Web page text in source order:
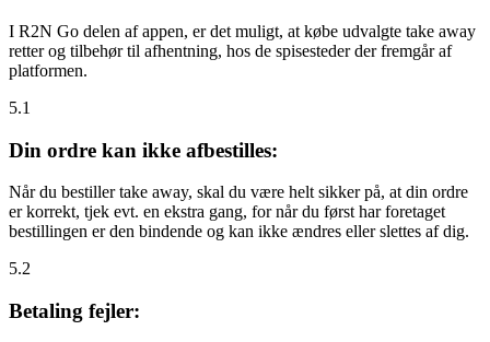
I R2N Go delen af appen, er det muligt, at købe udvalgte take away
retter og tilbehør til afhentning, hos de spisesteder der fremgår af
platformen.
5.1
Din ordre kan ikke afbestilles:
Når du bestiller take away, skal du være helt sikker på, at din ordre
er korrekt, tjek evt. en ekstra gang, for når du først har foretaget
bestillingen er den bindende og kan ikke ændres eller slettes af dig.
5.2
Betaling fejler: